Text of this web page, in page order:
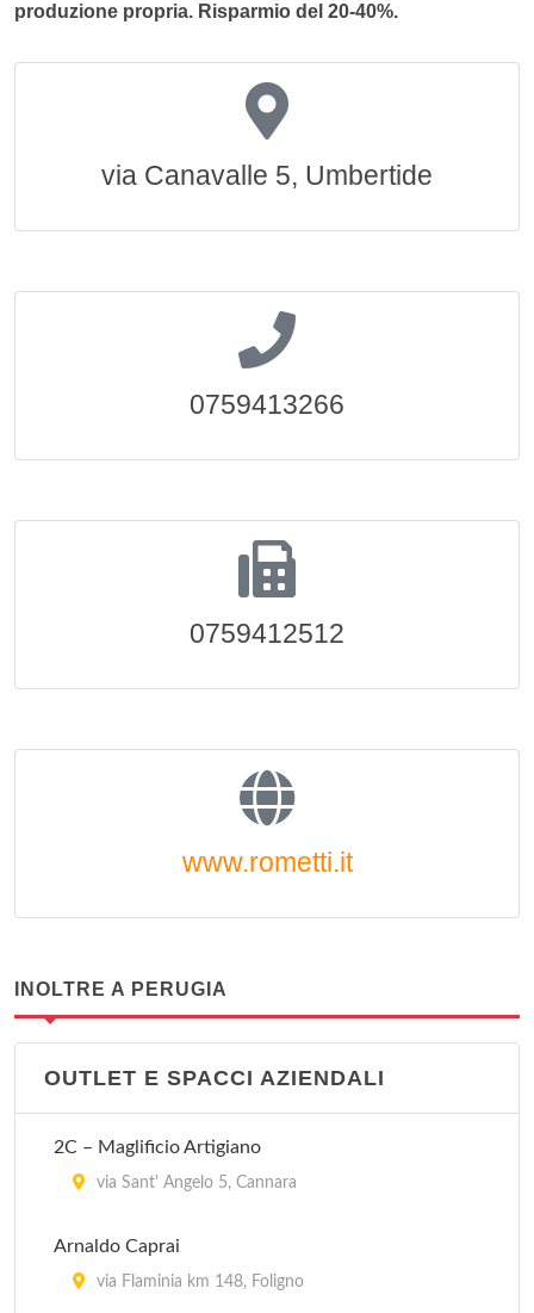
produzione propria. Risparmio del 20-40%.
via Canavalle 5, Umbertide
0759413266
0759412512
www.rometti.it
INOLTRE A PERUGIA
OUTLET E SPACCI AZIENDALI
2C – Maglificio Artigiano
via Sant' Angelo 5, Cannara
Arnaldo Caprai
via Flaminia km 148, Foligno